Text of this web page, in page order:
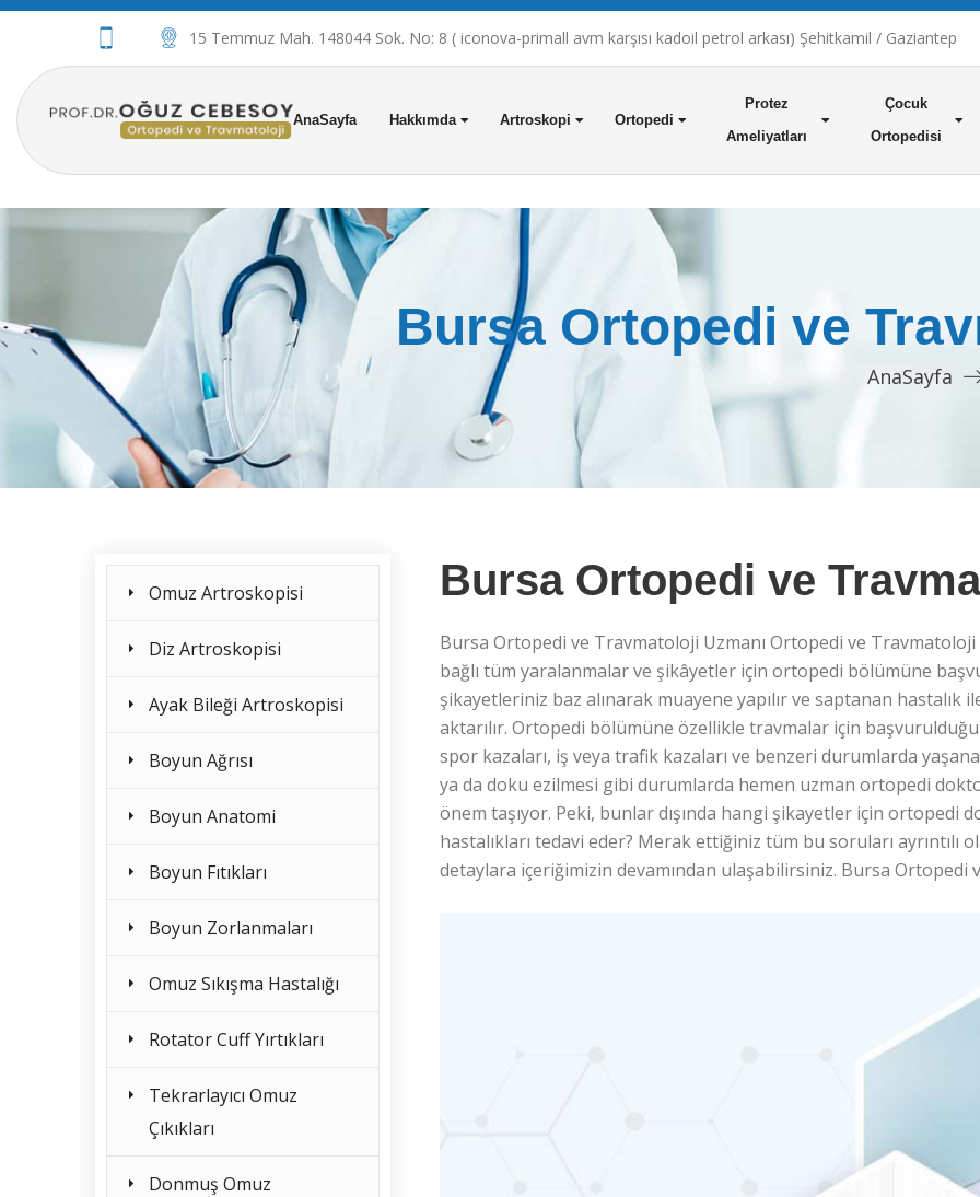
15 Temmuz Mah. 148044 Sok. No: 8 ( iconova-primall avm karşısı kadoil petrol arkası) Şehitkamil / Gaziantep
AnaSayfa Hakkımda Artroskopi Ortopedi
Protez
Ameliyatları
Çocuk
Ortopedisi
Bursa Ortopedi ve
AnaSayfa
Bursa Ortopedi ve
Bursa Ortopedi ve Travmatoloji Uzmanı Ortopedi ve Travmatoloji
bağlı tüm yaralanmalar ve şikâyetler için ortopedi bölümüne
şikayetleriniz baz alınarak muayene yapılır ve saptanan
aktarılır. Ortopedi bölümüne özellikle travmalar için
spor kazaları, iş veya trafik kazaları ve benzeri durumlarda
ya da doku ezilmesi gibi durumlarda hemen uzman ortopedi
önem taşıyor. Peki, bunlar dışında hangi şikayetler için
hastalıkları tedavi eder? Merak ettiğiniz tüm bu soruları ayrıntılı
detaylara içeriğimizin devamından ulaşabilirsiniz. Bursa Ortopedi
Omuz Artroskopisi
Diz Artroskopisi
Ayak Bileği Artroskopisi
Boyun Ağrısı
Boyun Anatomi
Boyun Fıtıkları
Boyun Zorlanmaları
Omuz Sıkışma Hastalığı
Rotator Cuff Yırtıkları
Tekrarlayıcı Omuz
Çıkıkları
Donmuş Omuz